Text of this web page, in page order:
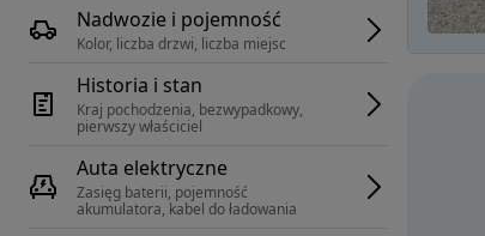
Nadwozie i pojemność
Kolor, liczba drzwi, liczba miejsc
Historia i stan
Kraj pochodzenia, bezwypadkowy,
pierwszy właściciel
Auta elektryczne
Zasięg baterii, pojemność
akumulatora, kabel do ładowania